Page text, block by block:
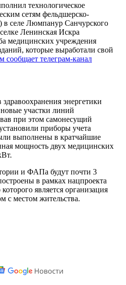
технологическое
сетям фельдшерско-
селе Люмпанур Санчурского
Ленинская Искра
медицинских учреждения
которые выработали свой
сообщает телеграм-канал
энергетики
участки линий
при этом самонесущий
приборы учета
выполнены в кратчайшие
мощность двух медицинских
и ФАПа будут почти 3
в рамках нацпроекта
является организация
с местом жительства.